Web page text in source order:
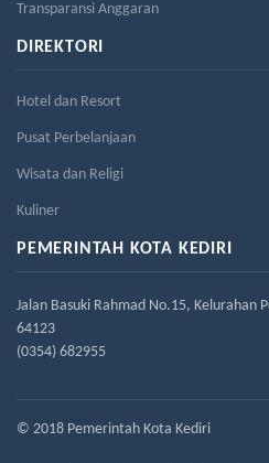
Transparansi Anggaran
DIREKTORI
Hotel dan Resort
Pusat Perbelanjaan
Wisata dan Religi
Kuliner
PEMERINTAH KOTA KEDIRI
Jalan Basuki Rahmad No.15, Kelurahan
64123
(0354) 682955
© 2018 Pemerintah Kota Kediri